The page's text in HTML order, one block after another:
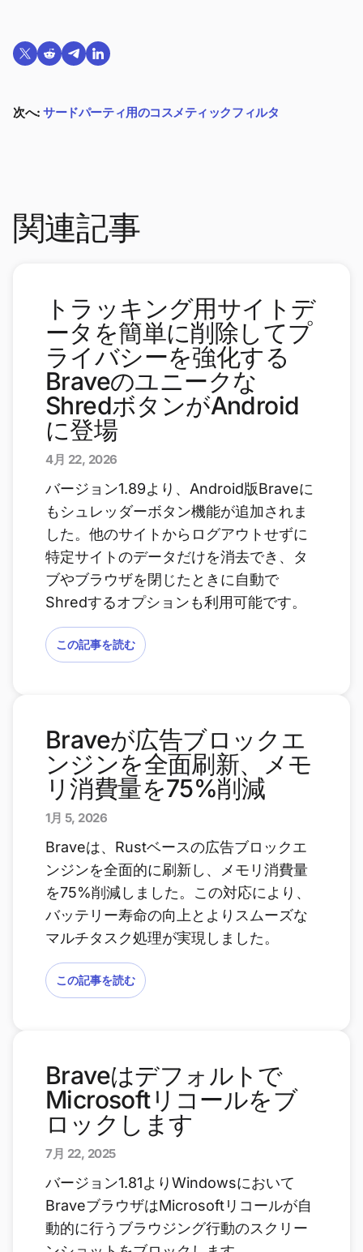
Twitterで共有する
Reddit で共有
Telegramで共有
LinkedInで共有
次へ:サードパーティ用のコスメティックフィルタ
関連記事
トラッキング用サイトデ
ータを簡単に削除してプ
ライバシーを強化する
Braveのユニークな
ShredボタンがAndroid
に登場
4月 22, 2026
バージョン1.89より、Android版Braveに
もシュレッダーボタン機能が追加されま
した。他のサイトからログアウトせずに
特定サイトのデータだけを消去でき、タ
ブやブラウザを閉じたときに自動で
Shredするオプションも利用可能です。
この記事を読む
Braveが広告ブロックエ
ンジンを全面刷新、メモ
リ消費量を75%削減
1月 5, 2026
Braveは、Rustベースの広告ブロックエ
ンジンを全面的に刷新し、メモリ消費量
を75%削減しました。この対応により、
バッテリー寿命の向上とよりスムーズな
マルチタスク処理が実現しました。
この記事を読む
Braveはデフォルトで
Microsoftリコールをブ
ロックします
7月 22, 2025
バージョン1.81よりWindowsにおいて
BraveブラウザはMicrosoftリコールが自
動的に行うブラウジング行動のスクリー